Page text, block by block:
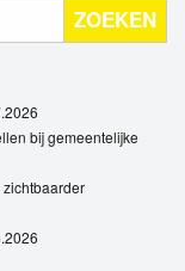
ZOEKEN
bij gemeentelijke
zichtbaarder